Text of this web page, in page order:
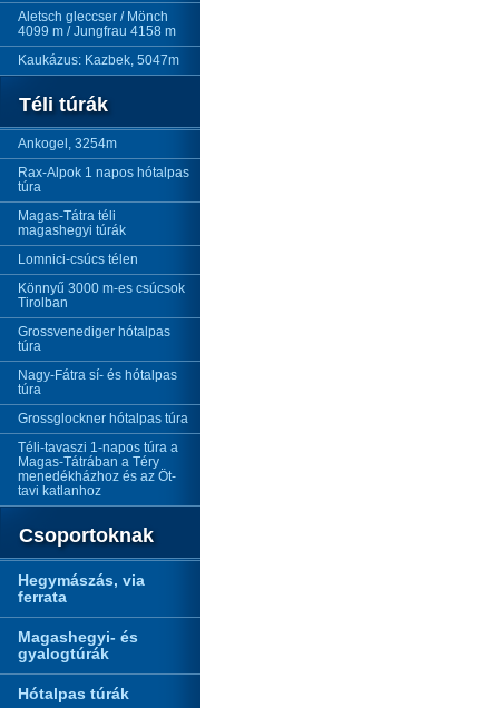
Aletsch gleccser / Mönch
4099 m / Jungfrau 4158 m
Kaukázus: Kazbek, 5047m
Téli túrák
Ankogel, 3254m
Rax-Alpok 1 napos hótalpas
túra
Magas-Tátra téli
magashegyi túrák
Lomnici-csúcs télen
Könnyű 3000 m-es csúcsok
Tirolban
Grossvenediger hótalpas
túra
Nagy-Fátra sí- és hótalpas
túra
Grossglockner hótalpas túra
Téli-tavaszi 1-napos túra a
Magas-Tátrában a Téry
menedékházhoz és az Öt-
tavi katlanhoz
Csoportoknak
Hegymászás, via
ferrata
Magashegyi- és
gyalogtúrák
Hótalpas túrák